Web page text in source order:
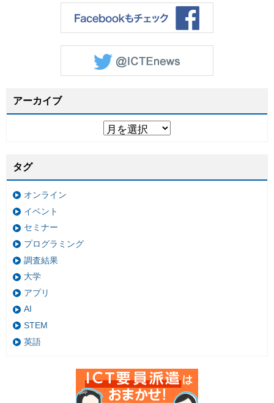
アーカイブ
タグ
オンライン
イベント
セミナー
プログラミング
調査結果
大学
アプリ
AI
STEM
英語